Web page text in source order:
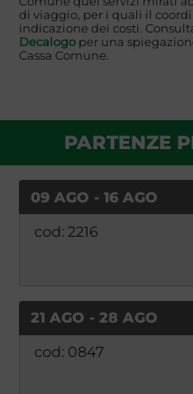
di viaggio, per i quali il
indicazione dei costi.
Decalogoper una
Cassa Comune.
PARTENZE
09 AGO - 16 AGO
cod: 2216
21 AGO - 28 AGO
cod: 0847